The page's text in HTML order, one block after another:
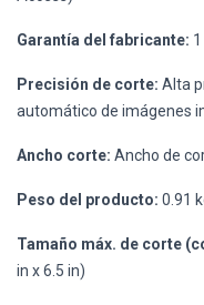
Garantía del fabricante:
Precisión de corte: Alta
automático de imágenes
Ancho corte: Ancho de
Peso del producto: 0.91
Tamaño máx. de corte
in x 6.5 in)